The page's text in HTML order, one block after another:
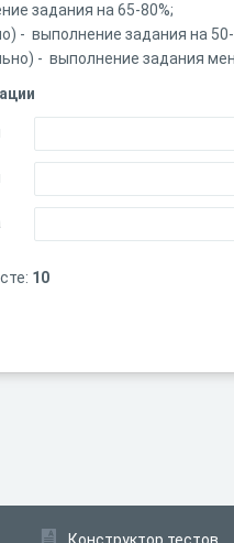
задания на 65-80%;
- выполнение задания на 50-
- выполнение задания
10